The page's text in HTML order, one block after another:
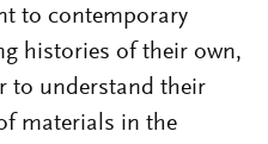
to contemporary
histories of their own,
to understand their
materials in the